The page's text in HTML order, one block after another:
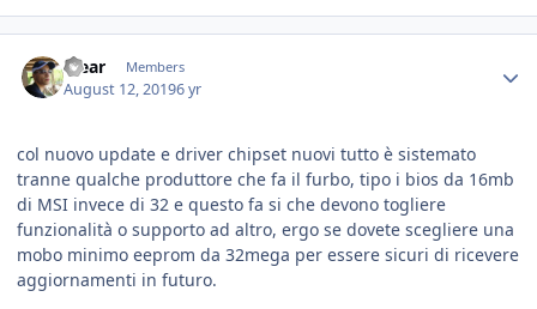
Yjear Members
August 12, 20196 yr
col nuovo update e driver chipset nuovi tutto è sistemato
tranne qualche produttore che fa il furbo, tipo i bios da 16mb
di MSI invece di 32 e questo fa si che devono togliere
funzionalità o supporto ad altro, ergo se dovete scegliere una
mobo minimo eeprom da 32mega per essere sicuri di ricevere
aggiornamenti in futuro.